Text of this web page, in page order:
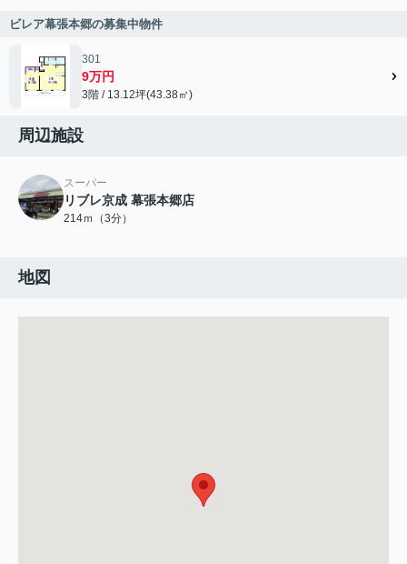
ビレア幕張本郷の募集中物件
301
9万円
3階 / 13.12坪(43.38㎡)
周辺施設
スーパー
リブレ京成 幕張本郷店
214ｍ（3分）
地図